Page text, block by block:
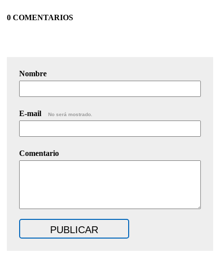
0 COMENTARIOS
Nombre
E-mail No será mostrado.
Comentario